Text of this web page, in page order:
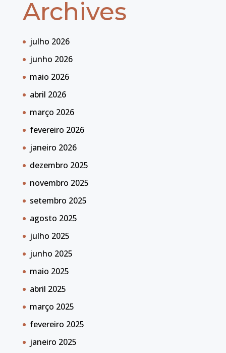
Archives
julho 2026
junho 2026
maio 2026
abril 2026
março 2026
fevereiro 2026
janeiro 2026
dezembro 2025
novembro 2025
setembro 2025
agosto 2025
julho 2025
junho 2025
maio 2025
abril 2025
março 2025
fevereiro 2025
janeiro 2025